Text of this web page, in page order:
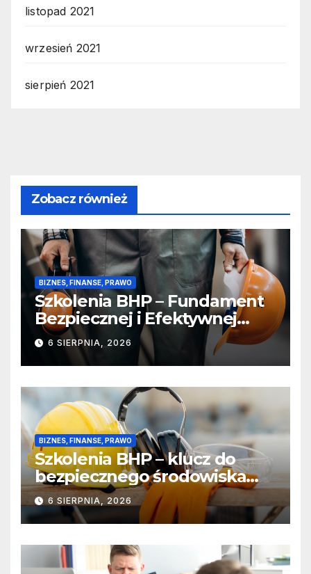
listopad 2021
wrzesień 2021
sierpień 2021
Zobacz również
BIZNES, FINANSE, PRAWO
Szkolenia BHP – Fundament
Bezpiecznej i Efektywnej
Pracy
6 SIERPNIA, 2026
BIZNES, FINANSE, PRAWO
Szkolenia BHP – klucz do
bezpiecznego środowiska
pracy
6 SIERPNIA, 2026